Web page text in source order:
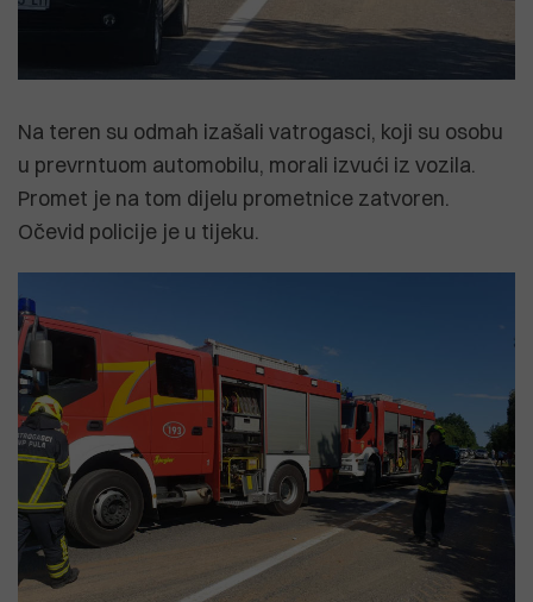
Na teren su odmah izašali vatrogasci, koji su osobu
u prevrntuom automobilu, morali izvući iz vozila.
Promet je na tom dijelu prometnice zatvoren.
Očevid policije je u tijeku.